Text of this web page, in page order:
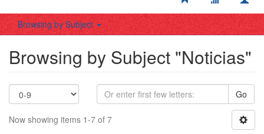
Browsing by Subject
Browsing by Subject "Noticias"
Go
Now showing items 1-7 of 7